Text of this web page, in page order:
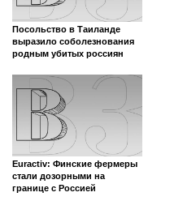
Посольство в Таиланде
выразило соболезнования
родным убитых россиян
Euractiv: Финские фермеры
стали дозорными на
границе с Россией